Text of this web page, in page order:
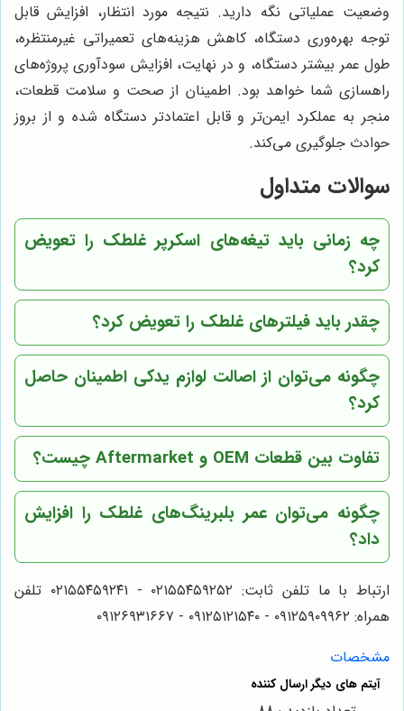
وضعیت عملیاتی نگه دارید. نتیجه مورد انتظار، افزایش قابل
توجه بهره‌وری دستگاه، کاهش هزینه‌های تعمیراتی غیرمنتظره،
طول عمر بیشتر دستگاه، و در نهایت، افزایش سودآوری پروژه‌های
راهسازی شما خواهد بود. اطمینان از صحت و سلامت قطعات،
منجر به عملکرد ایمن‌تر و قابل اعتمادتر دستگاه شده و از بروز
حوادث جلوگیری می‌کند.
سوالات متداول
چه زمانی باید تیغه‌های اسکرپر غلطک را تعویض
کرد؟
چقدر باید فیلترهای غلطک را تعویض کرد؟
چگونه می‌توان از اصالت لوازم یدکی اطمینان حاصل
کرد؟
تفاوت بین قطعات OEM و Aftermarket چیست؟
چگونه می‌توان عمر بلبرینگ‌های غلطک را افزایش
داد؟
ارتباط با ما تلفن ثابت: ۰۲۱۵۵۴۵۹۲۵۲ - ۰۲۱۵۵۴۵۹۲۴۱ تلفن
همراه: ۰۹۱۲۵۹۰۹۹۶۲ - ۰۹۱۲۵۱۲۱۵۴۰ - ۰۹۱۲۶۹۳۱۶۶۷
مشخصات